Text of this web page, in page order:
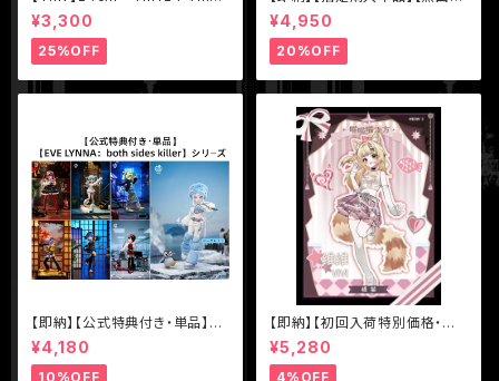
ドール YmYボディ ミルク ピュ
アホワイト
¥3,300
25%OFF
羊】1/12 BJD ブラインドドール
【Nyssa（ニサ）怪談夢魘】シリ
ーズ【数量限定】
¥4,950
20%OFF
【即納】【公式特典付き・単品】【E
VE LYNNA：both sides kille
r】シリーズ【Neo Eden Toys】
MJD ブラインドドール
¥4,180
10%OFF
【即納】【初回入荷特別価格・単
品】【MEOW3（ニャニャニャ次
元）】シリーズ【不可食用人形Ine
dible Doll】1/8 BJD ブライン
¥5,280
4%OFF